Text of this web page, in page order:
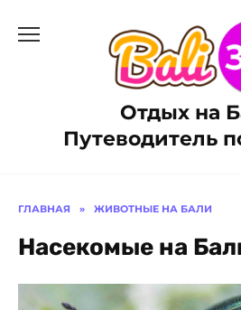
Отдых на
Путеводитель
ГЛАВНАЯ » ЖИВОТНЫЕ НА БАЛИ
Насекомые на